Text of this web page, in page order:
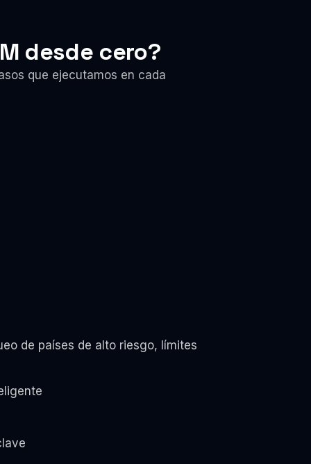
desde cero?
que ejecutamos en cada
de países de alto riesgo, límites